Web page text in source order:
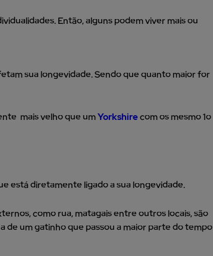
Então, alguns podem viver mais ou
sua longevidade. Sendo que quanto maior for
mais velho que umYorkshirecom os mesmo 1o
está diretamente ligado a sua longevidade.
como rua, matagais entre outros locais, são
de um gatinho que passou a maior parte do tempo